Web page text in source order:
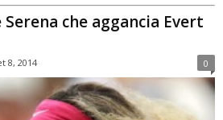
che aggancia Evert
8, 2014 0